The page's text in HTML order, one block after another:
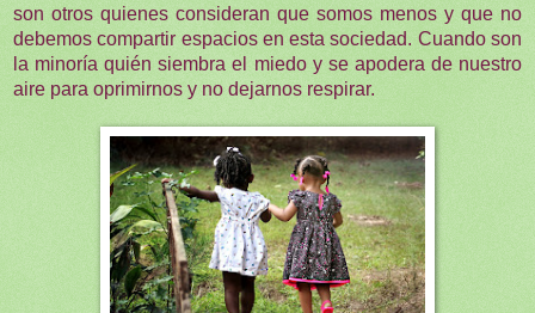
son otros quienes consideran que somos menos y que no
debemos compartir espacios en esta sociedad. Cuando son
la minoría quién siembra el miedo y se apodera de nuestro
aire para oprimirnos y no dejarnos respirar.